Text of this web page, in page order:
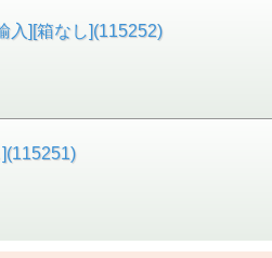
入][箱なし](115252)